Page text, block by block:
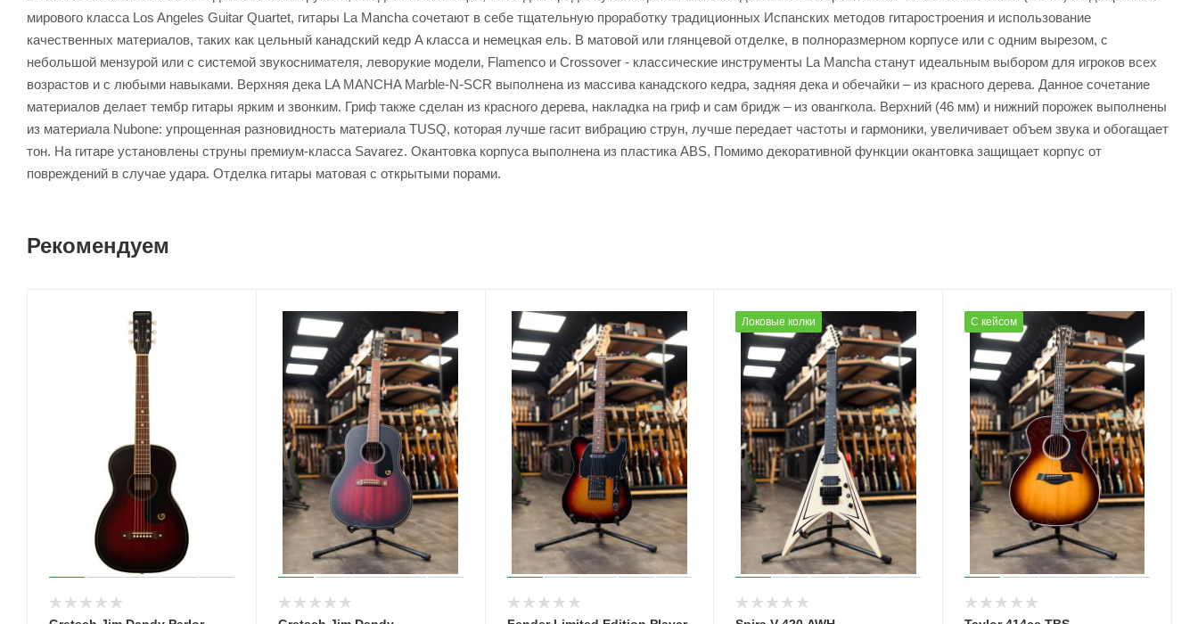
мирового класса Los Angeles Guitar Quartet, гитары La Mancha сочетают в себе тщательную проработку традиционных Испанских методов гитаростроения и использование
качественных материалов, таких как цельный канадский кедр A класса и немецкая ель. В матовой или глянцевой отделке, в полноразмерном корпусе или с одним вырезом, с
небольшой мензурой или с системой звукоснимателя, леворукие модели, Flamenco и Crossover - классические инструменты La Mancha станут идеальным выбором для игроков всех
возрастов и с любыми навыками. Верхняя дека LA MANCHA Marble-N-SCR выполнена из массива канадского кедра, задняя дека и обечайки – из красного дерева. Данное сочетание
материалов делает тембр гитары ярким и звонким. Гриф также сделан из красного дерева, накладка на гриф и сам бридж – из овангкола. Верхний (46 мм) и нижний порожек выполнены
из материала Nubone: упрощенная разновидность материала TUSQ, которая лучше гасит вибрацию струн, лучше передает частоты и гармоники, увеличивает объем звука и обогащает
тон. На гитаре установлены струны премиум-класса Savarez. Окантовка корпуса выполнена из пластика ABS, Помимо декоративной функции окантовка защищает корпус от
повреждений в случае удара. Отделка гитары матовая с открытыми порами.
Рекомендуем
Локовые колки С кейсом